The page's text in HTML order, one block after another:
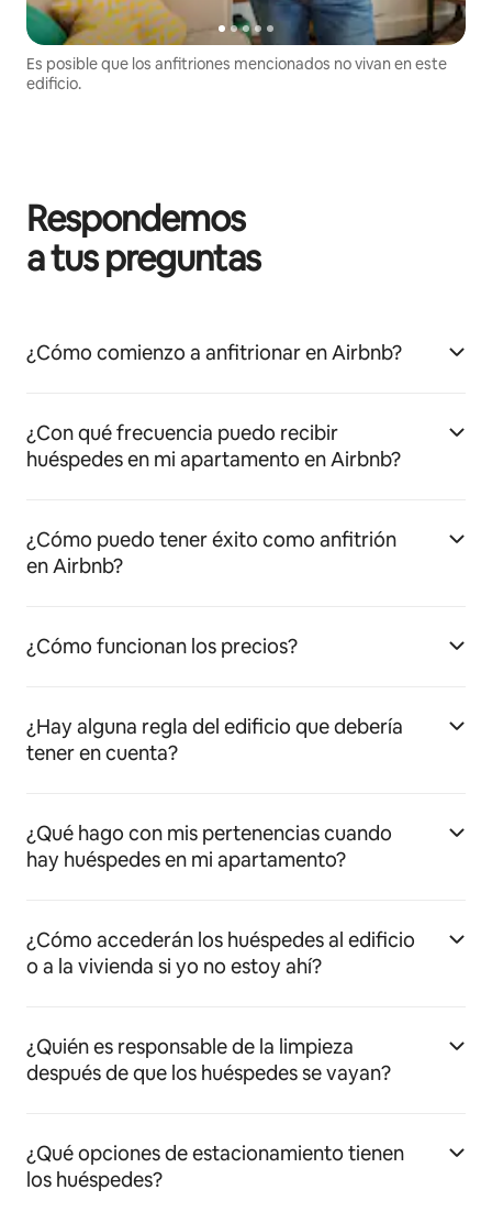
Es posible que los anfitriones mencionados no vivan en este
edificio.
Respondemos
a tus preguntas
¿Cómo comienzo a anfitrionar en Airbnb?
¿Con qué frecuencia puedo recibir
huéspedes en mi apartamento en Airbnb?
¿Cómo puedo tener éxito como anfitrión
en Airbnb?
¿Cómo funcionan los precios?
¿Hay alguna regla del edificio que debería
tener en cuenta?
¿Qué hago con mis pertenencias cuando
hay huéspedes en mi apartamento?
¿Cómo accederán los huéspedes al edificio
o a la vivienda si yo no estoy ahí?
¿Quién es responsable de la limpieza
después de que los huéspedes se vayan?
¿Qué opciones de estacionamiento tienen
los huéspedes?